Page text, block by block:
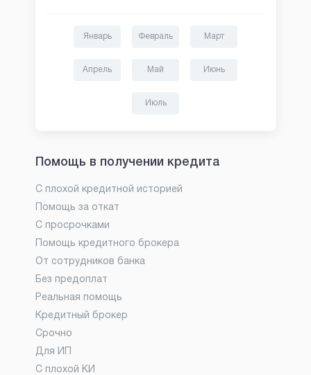
Январь Февраль Март
Апрель Май Июнь
Июль
Помощь в получении кредита
С плохой кредитной историей
Помощь за откат
С просрочками
Помощь кредитного брокера
От сотрудников банка
Без предоплат
Реальная помощь
Кредитный брокер
Срочно
Для ИП
С плохой КИ